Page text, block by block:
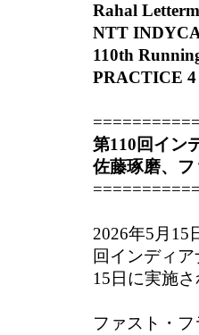
Rahal
NTT
110th
PRACTICE 4
第110回イン
佐藤琢磨、
2026年5月15
回インディ
15日に実施さ
ファスト・